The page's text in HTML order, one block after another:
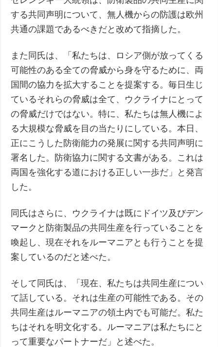
する共同声明について、無人機からの防護は欧州
共通の課題であるべきだと改めて指摘した。
また同氏は、「私たちは、ロシア側が放ってくる
可能性のある全ての脅威から身を守るために、両
国間の協力を拡大することを提案する。毎日生じ
ているそれらの脅威は全て、ウクライナにとって
の脅威だけではない。特に、私たちは無人機によ
る大規模な脅威を目の当たりにしている。本日、
正にこうした防衛能力の発展に関する共同声明に
署名した。防衛協力に関する文書がある。これは
両国を強化する道における正しい一歩だ」と発言
した。
同氏はさらに、ウクライナは既にドイツ及びデン
マークと防衛製品の共同生産を行っていることを
喚起し、現在それをルーマニアとも行うことを提
案しているのだと述べた。
そして同氏は、「現在、私たちは共同生産につい
て話している。それは生産の可能性である。その
共同生産はルーマニアの領土内でも可能だ。私た
ちはそれを明文化する。ルーマニアは私たちにと
って重要なパートナーだ」と述べた。